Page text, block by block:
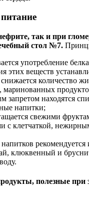
так и при
стол №7.
употребление
этих веществ
количество
маринованных
запретом находятся
напитки;
свежими
с клетчаткой,
напитков рекомендуется
клюквенный и
полезные при